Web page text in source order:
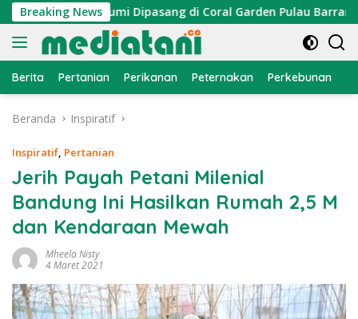
Langsung
ke
konten
Breaking News
Atraktor Cumi Dipasang di Coral Garden Pulau Barrang Caddi
Berita Pertanian Perikanan Peternakan Perkebunan
Beranda Inspiratif
Inspiratif, Pertanian
Jerih Payah Petani Milenial
Bandung Ini Hasilkan Rumah 2,5 M
dan Kendaraan Mewah
Mheela Nisty
4 Maret 2021